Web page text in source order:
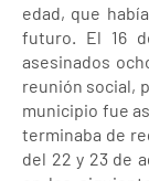
edad, que
futuro. El 16
asesinados
reunión social,
municipio fue
terminaba de
del 22 y 23 de